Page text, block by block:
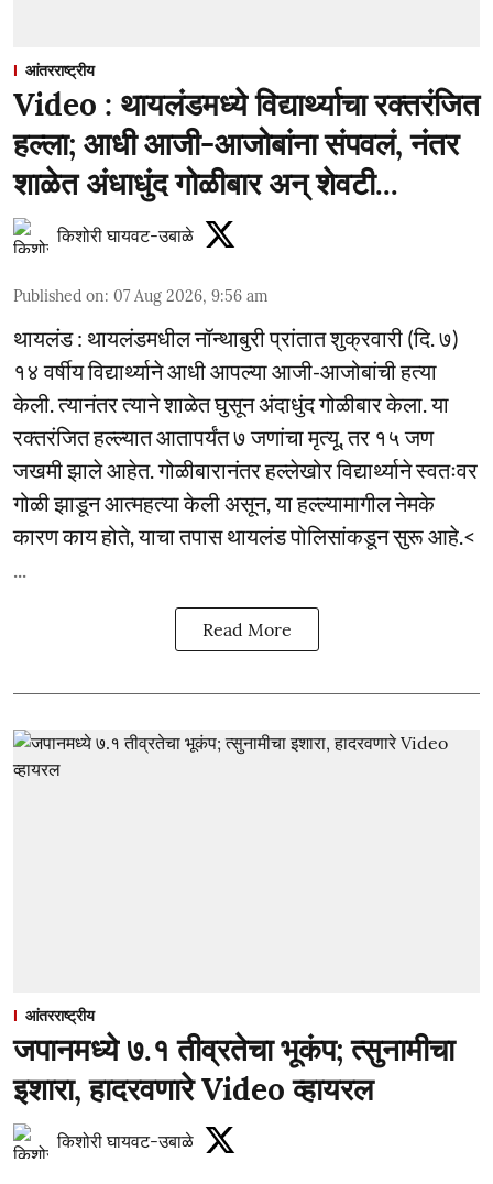
आंतरराष्ट्रीय
Video : थायलंडमध्ये विद्यार्थ्याचा रक्तरंजित
हल्ला; आधी आजी-आजोबांना संपवलं, नंतर
शाळेत अंधाधुंद गोळीबार अन् शेवटी...
किशोरी घायवट-उबाळे
Published on: 07 Aug 2026, 9:56 am
थायलंड : थायलंडमधील नॉन्थाबुरी प्रांतात शुक्रवारी (दि. ७)
१४ वर्षीय विद्यार्थ्याने आधी आपल्या आजी-आजोबांची हत्या
केली. त्यानंतर त्याने शाळेत घुसून अंदाधुंद गोळीबार केला. या
रक्तरंजित हल्ल्यात आतापर्यंत ७ जणांचा मृत्यू, तर १५ जण
जखमी झाले आहेत. गोळीबारानंतर हल्लेखोर विद्यार्थ्याने स्वतःवर
गोळी झाडून आत्महत्या केली असून, या हल्ल्यामागील नेमके
कारण काय होते, याचा तपास थायलंड पोलिसांकडून सुरू आहे.<
...
Read More
आंतरराष्ट्रीय
जपानमध्ये ७.१ तीव्रतेचा भूकंप; त्सुनामीचा
इशारा, हादरवणारे Video व्हायरल
किशोरी घायवट-उबाळे